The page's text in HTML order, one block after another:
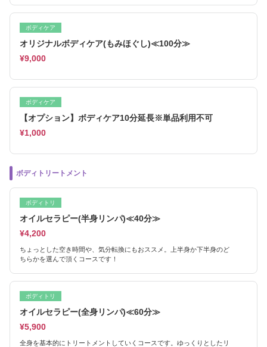
ボディケア
オリジナルボディケア(もみほぐし)≪100分≫
¥9,000
ボディケア
【オプション】ボディケア10分延長※単品利用不可
¥1,000
ボディトリートメント
ボディトリ
オイルセラピー(半身リンパ)≪40分≫
¥4,200
ちょっとした空き時間や、気分転換にもおススメ。上半身か下半身のど
ちらかを選んで頂くコースです！
ボディトリ
オイルセラピー(全身リンパ)≪60分≫
¥5,900
全身を基本的にトリートメントしていくコースです。ゆっくりとしたリ